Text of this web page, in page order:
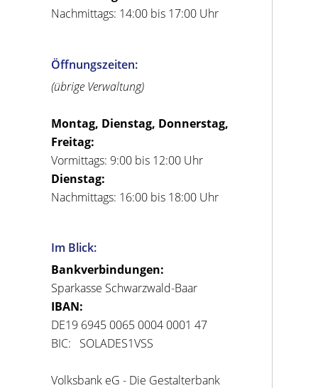
Nachmittags: 14:00 bis 17:00 Uhr
Öffnungszeiten:
(übrige Verwaltung)
Montag, Dienstag, Donnerstag,
Freitag:
Vormittags: 9:00 bis 12:00 Uhr
Dienstag:
Nachmittags: 16:00 bis 18:00 Uhr
Im Blick:
Bankverbindungen:
Sparkasse Schwarzwald-Baar
IBAN:
DE19 6945 0065 0004 0001 47
BIC: SOLADES1VSS
Volksbank eG - Die Gestalterbank